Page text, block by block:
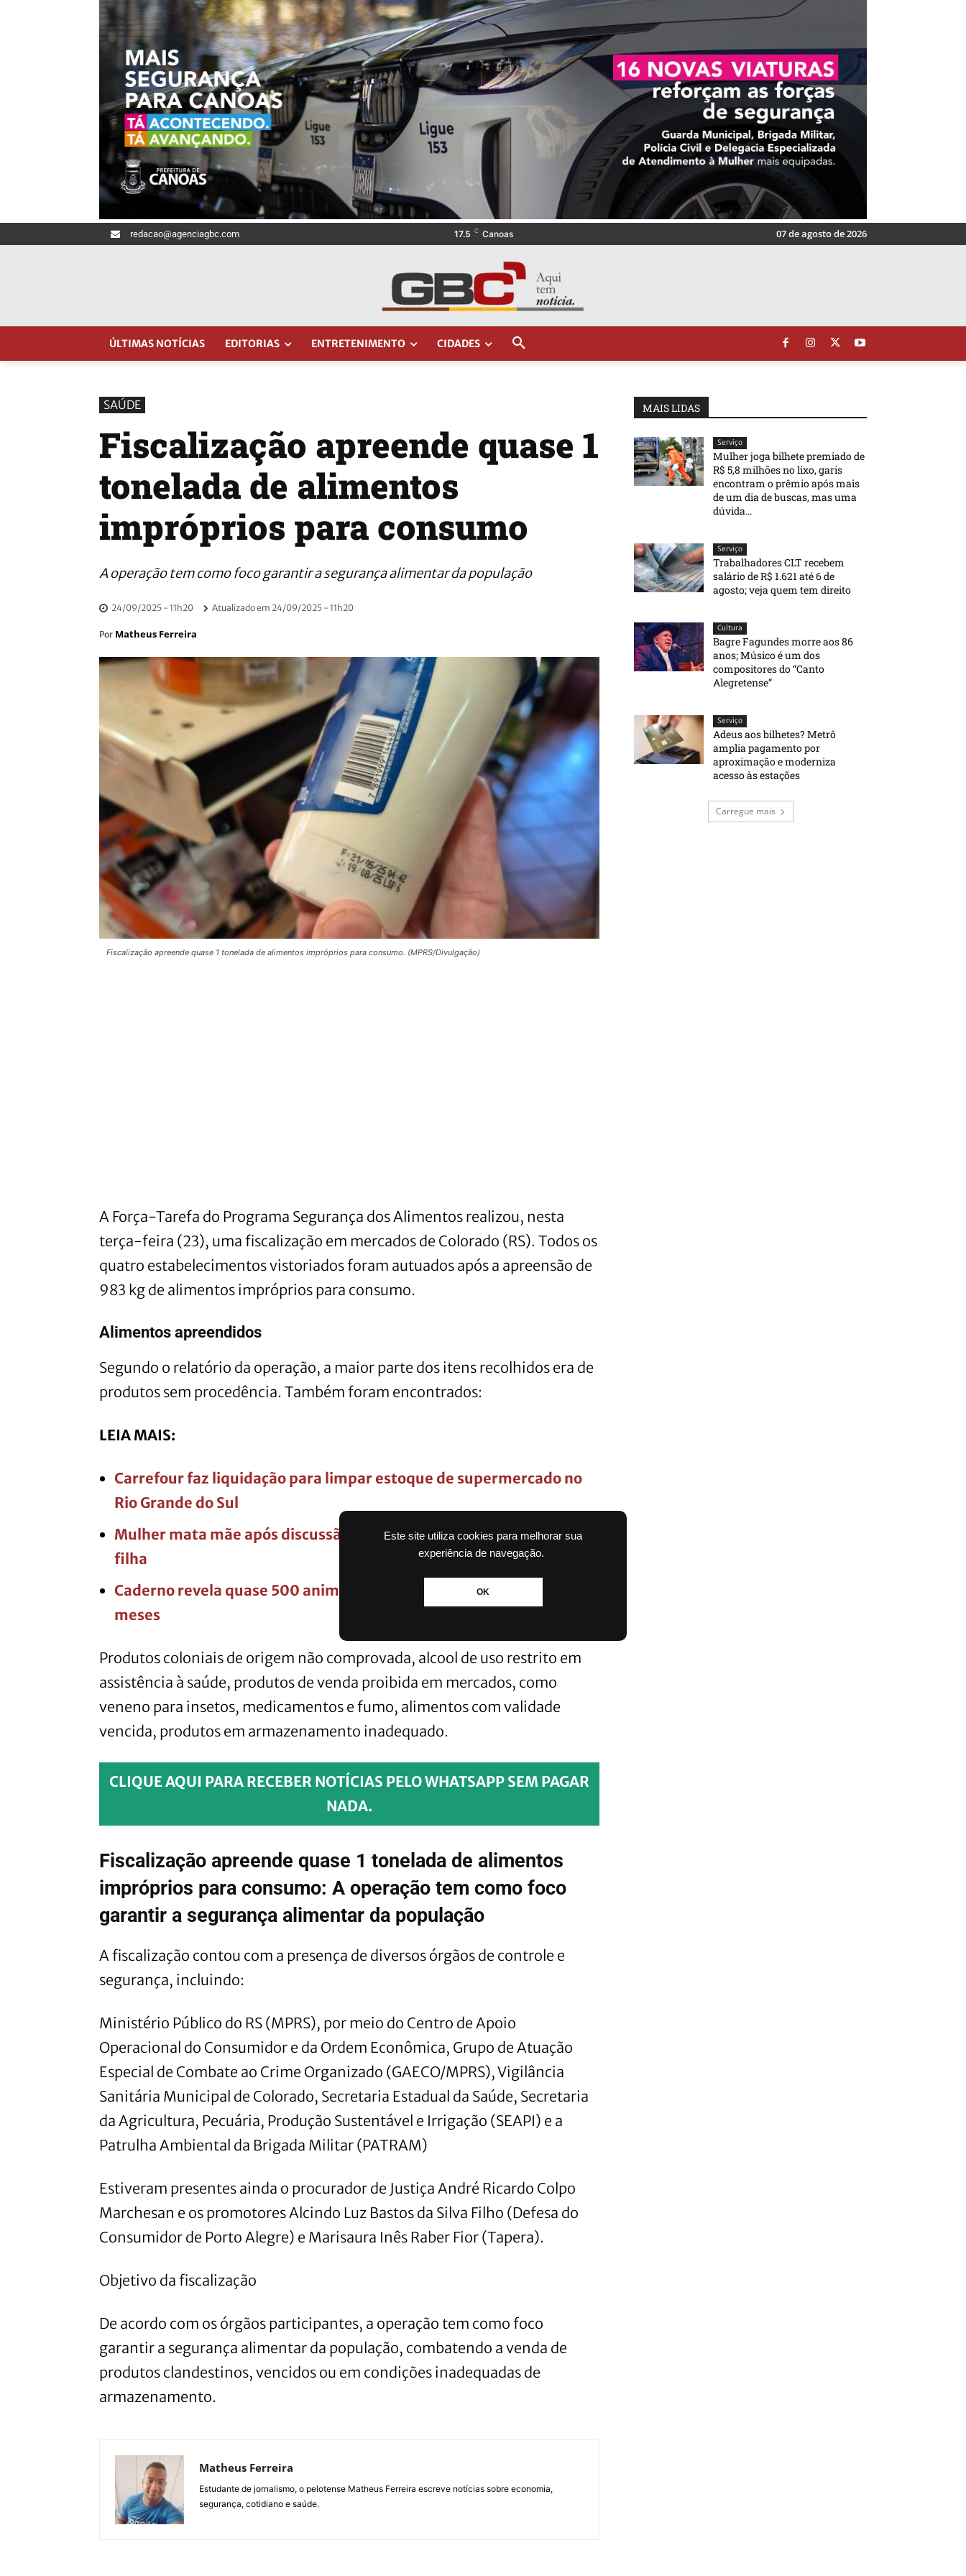
Este site utiliza cookies para melhorar sua
experiência de navegação.
OK
redacao@agenciagbc.com 17.5 C Canoas 07 de agosto de 2026
ÚLTIMAS NOTÍCIAS EDITORIAS ENTRETENIMENTO CIDADES
SAÚDE
Fiscalização apreende quase 1
tonelada de alimentos
impróprios para consumo
A operação tem como foco garantir a segurança alimentar da população
24/09/2025 - 11h20 Atualizado em 24/09/2025 - 11h20
Por Matheus Ferreira
Fiscalização apreende quase 1 tonelada de alimentos impróprios para consumo. (MPRS/Divulgação)
A Força-Tarefa do Programa Segurança dos Alimentos realizou, nesta
terça-feira (23), uma fiscalização em mercados de Colorado (RS). Todos os
quatro estabelecimentos vistoriados foram autuados após a apreensão de
983 kg de alimentos impróprios para consumo.
Alimentos apreendidos
Segundo o relatório da operação, a maior parte dos itens recolhidos era de
produtos sem procedência. Também foram encontrados:
LEIA MAIS:
Carrefour faz liquidação para limpar estoque de supermercado no
Rio Grande do Sul
Mulher mata mãe após discussão por causa de festa de 15 anos da
filha
Caderno revela quase 500 animais eutanasiados em apenas sete
meses
Produtos coloniais de origem não comprovada, alcool de uso restrito em
assistência à saúde, produtos de venda proibida em mercados, como
veneno para insetos, medicamentos e fumo, alimentos com validade
vencida, produtos em armazenamento inadequado.
CLIQUE AQUI PARA RECEBER NOTÍCIAS PELO WHATSAPP SEM PAGAR
NADA.
Fiscalização apreende quase 1 tonelada de alimentos
impróprios para consumo: A operação tem como foco
garantir a segurança alimentar da população
A fiscalização contou com a presença de diversos órgãos de controle e
segurança, incluindo:
Ministério Público do RS (MPRS), por meio do Centro de Apoio
Operacional do Consumidor e da Ordem Econômica, Grupo de Atuação
Especial de Combate ao Crime Organizado (GAECO/MPRS), Vigilância
Sanitária Municipal de Colorado, Secretaria Estadual da Saúde, Secretaria
da Agricultura, Pecuária, Produção Sustentável e Irrigação (SEAPI) e a
Patrulha Ambiental da Brigada Militar (PATRAM)
Estiveram presentes ainda o procurador de Justiça André Ricardo Colpo
Marchesan e os promotores Alcindo Luz Bastos da Silva Filho (Defesa do
Consumidor de Porto Alegre) e Marisaura Inês Raber Fior (Tapera).
Objetivo da fiscalização
De acordo com os órgãos participantes, a operação tem como foco
garantir a segurança alimentar da população, combatendo a venda de
produtos clandestinos, vencidos ou em condições inadequadas de
armazenamento.
Matheus Ferreira
Estudante de jornalismo, o pelotense Matheus Ferreira escreve notícias sobre economia,
segurança, cotidiano e saúde.
MAIS LIDAS
Serviço
Mulher joga bilhete premiado de
R$ 5,8 milhões no lixo, garis
encontram o prêmio após mais
de um dia de buscas, mas uma
dúvida...
Serviço
Trabalhadores CLT recebem
salário de R$ 1.621 até 6 de
agosto; veja quem tem direito
Cultura
Bagre Fagundes morre aos 86
anos; Músico é um dos
compositores do “Canto
Alegretense”
Serviço
Adeus aos bilhetes? Metrô
amplia pagamento por
aproximação e moderniza
acesso às estações
Carregue mais